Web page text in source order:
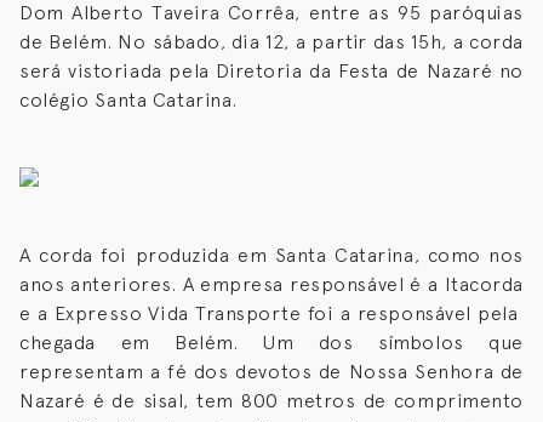
Dom Alberto Taveira Corrêa, entre as 95 paróquias
de Belém. No sábado, dia 12, a partir das 15h, a corda
será vistoriada pela Diretoria da Festa de Nazaré no
colégio Santa Catarina.
A corda foi produzida em Santa Catarina, como nos
anos anteriores. A empresa responsável é a Itacorda
e a Expresso Vida Transporte foi a responsável pela
chegada em Belém. Um dos símbolos que
representam a fé dos devotos de Nossa Senhora de
Nazaré é de sisal, tem 800 metros de comprimento